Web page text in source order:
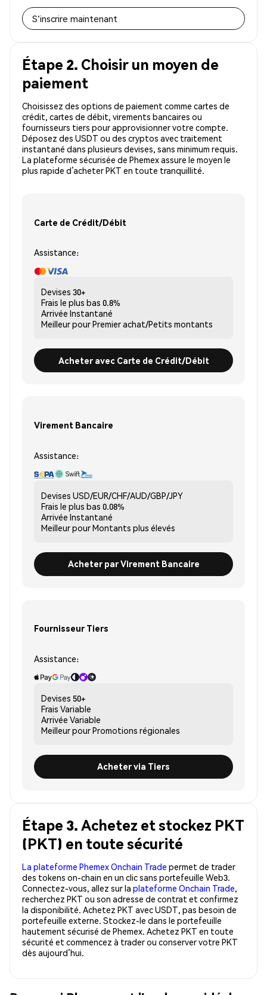
S'inscrire maintenant
Étape 2. Choisir un moyen de
paiement
Choisissez des options de paiement comme cartes de
crédit, cartes de débit, virements bancaires ou
fournisseurs tiers pour approvisionner votre compte.
Déposez des USDT ou des cryptos avec traitement
instantané dans plusieurs devises, sans minimum requis.
La plateforme sécurisée de Phemex assure le moyen le
plus rapide d’acheter PKT en toute tranquillité.
Carte de Crédit/Débit
Assistance:
Devises 30+
Frais le plus bas 0.8%
Arrivée Instantané
Meilleur pourPremier achat/Petits montants
Acheter avec Carte de Crédit/Débit
Virement Bancaire
Assistance:
Devises USD/EUR/CHF/AUD/GBP/JPY
Frais le plus bas 0.08%
Arrivée Instantané
Meilleur pourMontants plus élevés
Acheter par Virement Bancaire
Fournisseur Tiers
Assistance:
Devises 50+
Frais Variable
Arrivée Variable
Meilleur pourPromotions régionales
Acheter via Tiers
Étape 3. Achetez et stockez PKT
(PKT) en toute sécurité
La plateforme Phemex Onchain Trade permet de trader
des tokens on-chain en un clic sans portefeuille Web3.
Connectez-vous, allez sur la plateforme Onchain Trade,
recherchez PKT ou son adresse de contrat et confirmez
la disponibilité. Achetez PKT avec USDT, pas besoin de
portefeuille externe. Stockez-le dans le portefeuille
hautement sécurisé de Phemex. Achetez PKT en toute
sécurité et commencez à trader ou conserver votre PKT
dès aujourd’hui.